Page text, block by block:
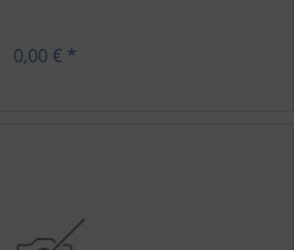
0,00 € *